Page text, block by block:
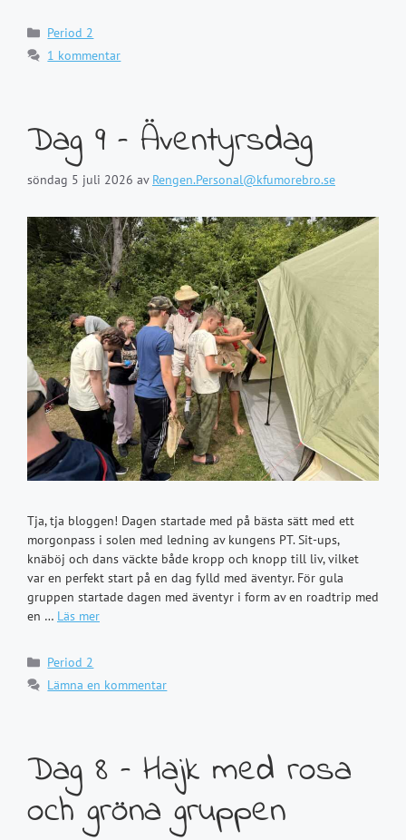
Kategorier
Period 2
1 kommentar
Dag 9 – Äventyrsdag
söndag 5 juli 2026 av Rengen.Personal@kfumorebro.se
Tja, tja bloggen! Dagen startade med på bästa sätt med ett
morgonpass i solen med ledning av kungens PT. Sit-ups,
knäböj och dans väckte både kropp och knopp till liv, vilket
var en perfekt start på en dag fylld med äventyr. För gula
gruppen startade dagen med äventyr i form av en roadtrip med
en … Läs mer
Kategorier
Period 2
Lämna en kommentar
Dag 8 – Hajk med rosa
och gröna gruppen